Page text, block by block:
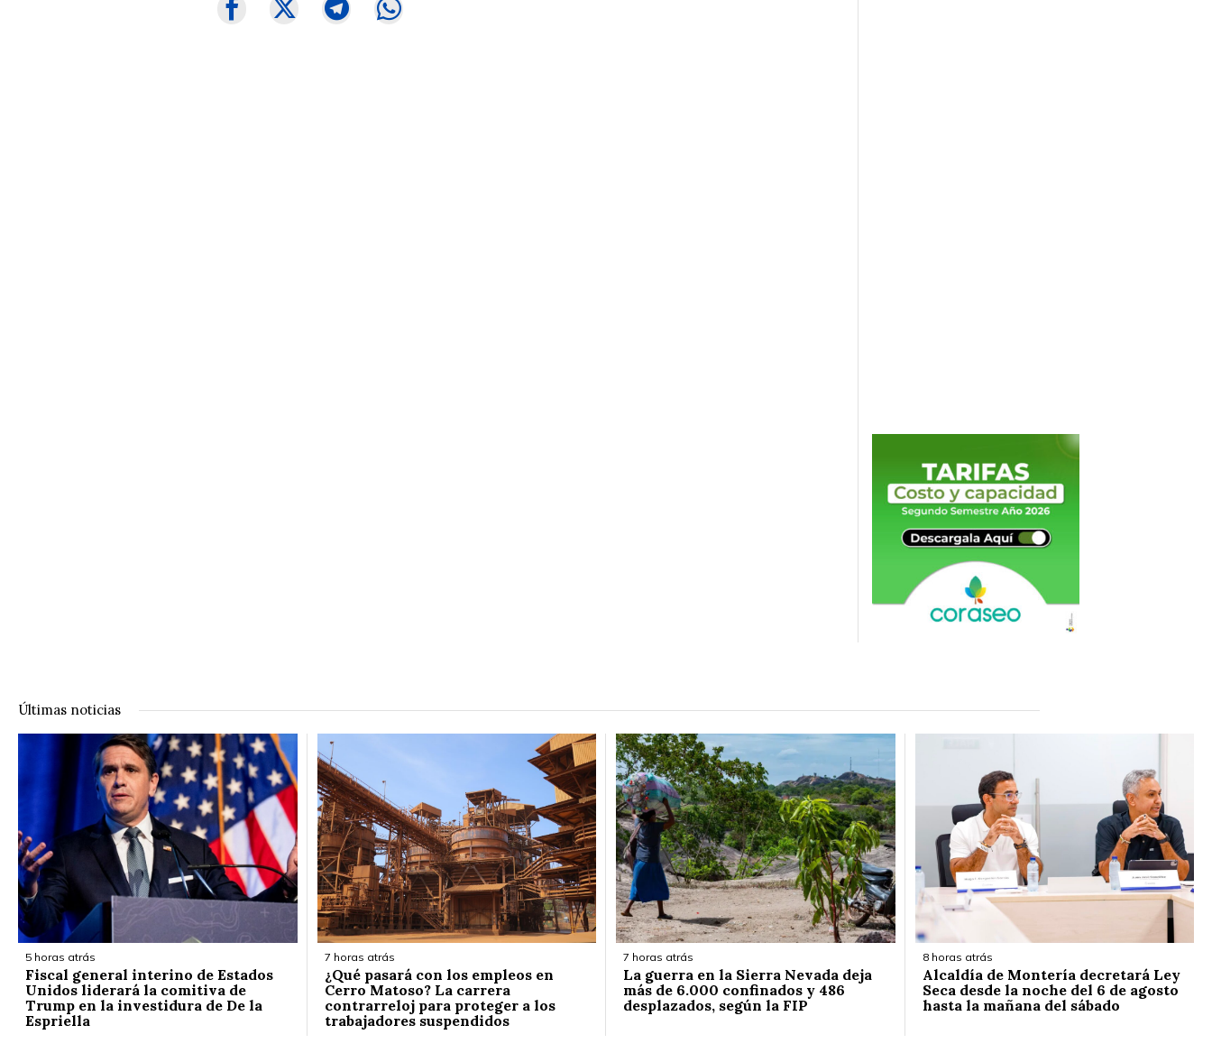
Últimas noticias
5 horas atrás
Fiscal general interino de Estados
Unidos liderará la comitiva de
Trump en la investidura de De la
Espriella
7 horas atrás
¿Qué pasará con los empleos en
Cerro Matoso? La carrera
contrarreloj para proteger a los
trabajadores suspendidos
7 horas atrás
La guerra en la Sierra Nevada deja
más de 6.000 confinados y 486
desplazados, según la FIP
8 horas atrás
Alcaldía de Montería decretará Ley
Seca desde la noche del 6 de agosto
hasta la mañana del sábado